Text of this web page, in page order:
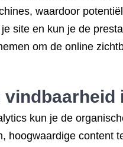
waardoor
site en kun je de
om de online
kun je de
hoogwaardige